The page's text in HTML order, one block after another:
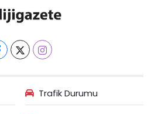
Trafik Durumu